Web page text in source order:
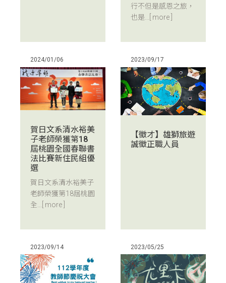
行不但是感恩之旅，
也是...
[ more ]
2024/01/06
賀日文系清水裕美
子老師榮獲第18
屆桃園全國春聯書
法比賽新住民組優
選
賀日文系清水裕美子
老師榮獲第18屆桃園
全...
[ more ]
2023/09/17
【徵才】雄獅旅遊
誠徵正職人員
2023/09/14 2023/05/25